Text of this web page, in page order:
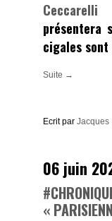
Ceccarelli
présentera
cigales
Suite →
Ecrit par Jacques
06 juin
«